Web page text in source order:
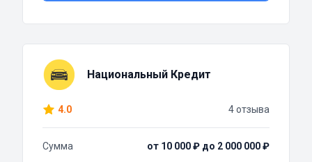
Национальный Кредит
4.0 4 отзыва
Сумма
от 10 000 ₽ до 2 000 000 ₽